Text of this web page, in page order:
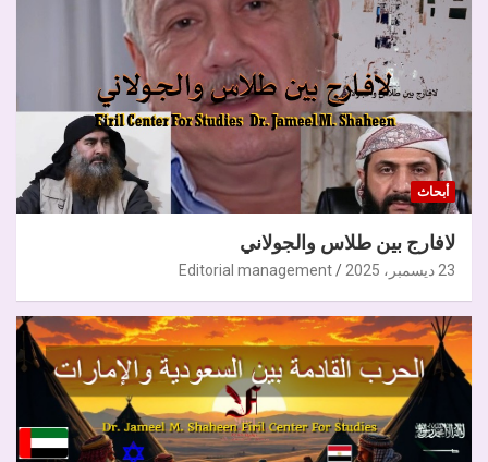
أبحاث
لافارج بين طلاس والجولاني
23 ديسمبر، 2025 Editorial management